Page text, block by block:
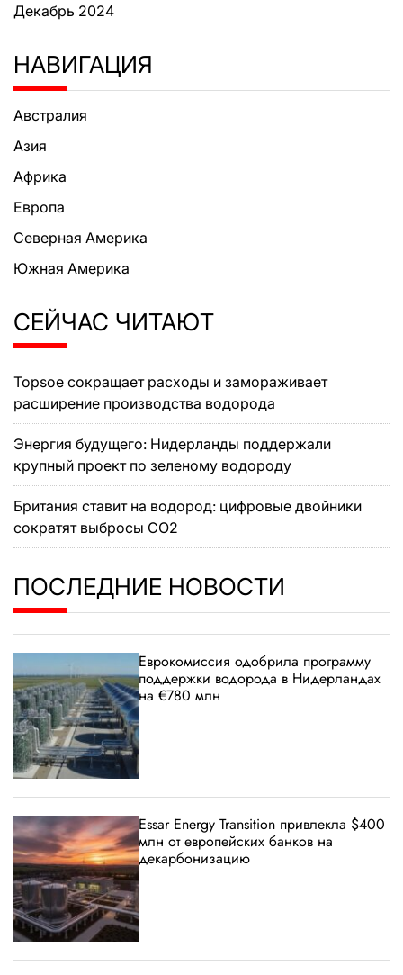
Декабрь 2024
НАВИГАЦИЯ
Австралия
Азия
Африка
Европа
Северная Америка
Южная Америка
СЕЙЧАС ЧИТАЮТ
Topsoe сокращает расходы и замораживает
расширение производства водорода
Энергия будущего: Нидерланды поддержали
крупный проект по зеленому водороду
Британия ставит на водород: цифровые двойники
сократят выбросы CO2
ПОСЛЕДНИЕ НОВОСТИ
Еврокомиссия одобрила программу
поддержки водорода в Нидерландах
на €780 млн
Essar Energy Transition привлекла $400
млн от европейских банков на
декарбонизацию